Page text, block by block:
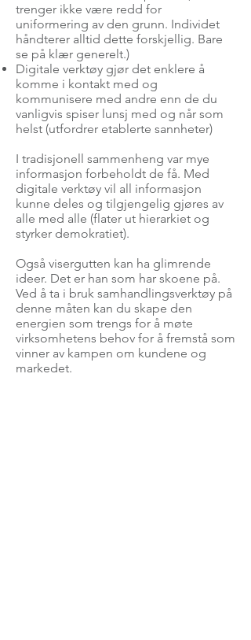
trenger ikke være redd for
uniformering av den grunn. Individet
håndterer alltid dette forskjellig. Bare
se på klær generelt.)
Digitale verktøy gjør det enklere å
komme i kontakt med og
kommunisere med andre enn de du
vanligvis spiser lunsj med og når som
helst (utfordrer etablerte sannheter)
I tradisjonell sammenheng var mye
informasjon forbeholdt de få. Med
digitale verktøy vil all informasjon
kunne deles og tilgjengelig gjøres av
alle med alle (flater ut hierarkiet og
styrker demokratiet).
Også visergutten kan ha glimrende
ideer. Det er han som har skoene på.
Ved å ta i bruk samhandlingsverktøy på
denne måten kan du skape den
energien som trengs for å møte
virksomhetens behov for å fremstå som
vinner av kampen om kundene og
markedet.